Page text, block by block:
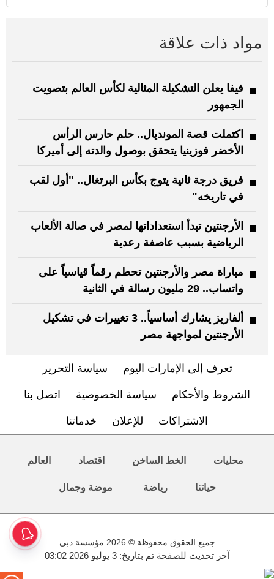
مواد ذات علاقة
فيفا يعلن التشكيلة المثالية لكأس العالم بتصويت
الجمهور
اكتملت قصة المونديال.. حلم حارس الرأس
الأخضر فوزينيا يتحقق بوصول والدته إلى أميركا
فريق درجة ثانية يتوج بكأس البرتغال.. "أول لقب
في تاريخه"
الأرجنتين تبدأ استعداداتها لمصر في صالة الألعاب
الرياضية بسبب عاصفة رعدية
مباراة مصر والأرجنتين تحطم رقماً قياسياً على
واتساب.. 29 مليون رسالة في الثانية
ألفاريز يشارك أساسياً.. 3 تغييرات في تشكيل
الأرجنتين لمواجهة مصر
تعرف إلى الإمارات اليوم سياسة التحرير
الشروط والأحكام سياسة الخصوصية اتصل بنا
الاشتراكات للإعلان خدماتنا
محليات الخط الساخن اقتصاد العالم
حياتنا رياضة موضة وجمال
جميع الحقوق محفوظة © 2026 مؤسسة دبي
آخر تحديث للصفحة تم بتاريخ: 3 يوليو 2026 03:02